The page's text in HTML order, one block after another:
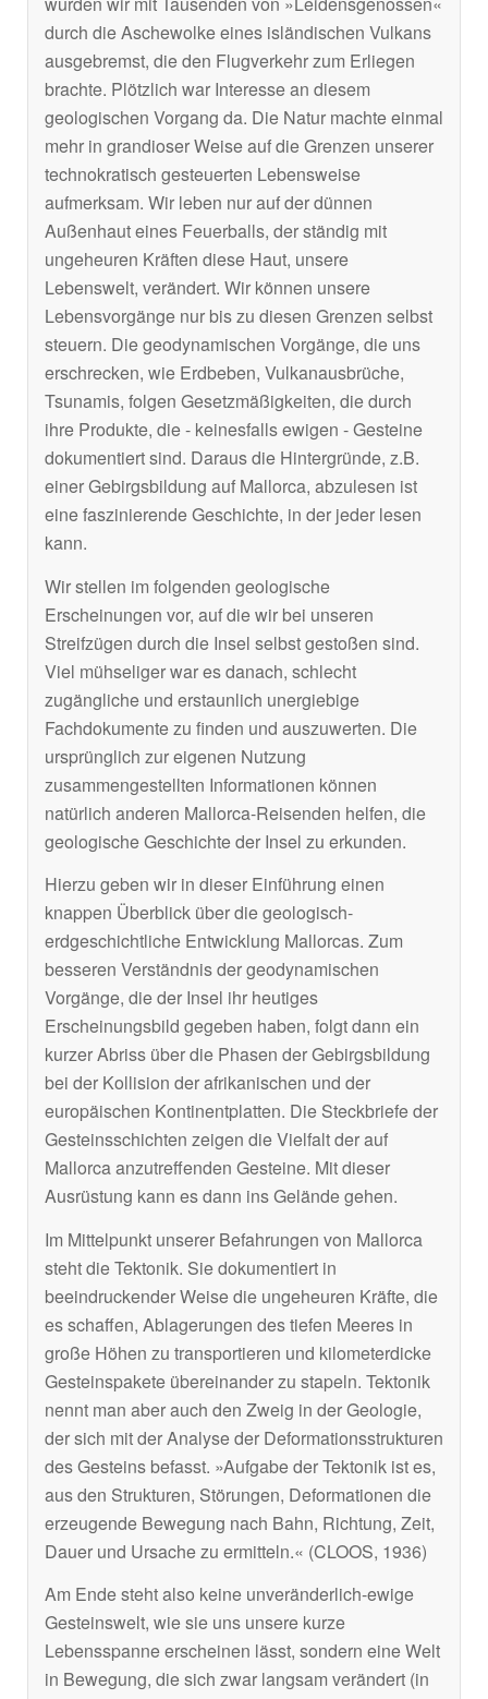
durch die Aschewolke eines isländischen Vulkans
ausgebremst, die den Flugverkehr zum Erliegen
brachte. Plötzlich war Interesse an diesem
geologischen Vorgang da. Die Natur machte einmal
mehr in grandioser Weise auf die Grenzen unserer
technokratisch gesteuerten Lebensweise
aufmerksam. Wir leben nur auf der dünnen
Außenhaut eines Feuerballs, der ständig mit
ungeheuren Kräften diese Haut, unsere
Lebenswelt, verändert. Wir können unsere
Lebensvorgänge nur bis zu diesen Grenzen selbst
steuern. Die geodynamischen Vorgänge, die uns
erschrecken, wie Erdbeben, Vulkanausbrüche,
Tsunamis, folgen Gesetzmäßigkeiten, die durch
ihre Produkte, die - keinesfalls ewigen - Gesteine
dokumentiert sind. Daraus die Hintergründe, z.B.
einer Gebirgsbildung auf Mallorca, abzulesen ist
eine faszinierende Geschichte, in der jeder lesen
kann.
Wir stellen im folgenden geologische
Erscheinungen vor, auf die wir bei unseren
Streifzügen durch die Insel selbst gestoßen sind.
Viel mühseliger war es danach, schlecht
zugängliche und erstaunlich unergiebige
Fachdokumente zu finden und auszuwerten. Die
ursprünglich zur eigenen Nutzung
zusammengestellten Informationen können
natürlich anderen Mallorca-Reisenden helfen, die
geologische Geschichte der Insel zu erkunden.
Hierzu geben wir in dieser Einführung einen
knappen Überblick über die geologisch-
erdgeschichtliche Entwicklung Mallorcas. Zum
besseren Verständnis der geodynamischen
Vorgänge, die der Insel ihr heutiges
Erscheinungsbild gegeben haben, folgt dann ein
kurzer Abriss über die Phasen der Gebirgsbildung
bei der Kollision der afrikanischen und der
europäischen Kontinentplatten. Die Steckbriefe der
Gesteinsschichten zeigen die Vielfalt der auf
Mallorca anzutreffenden Gesteine. Mit dieser
Ausrüstung kann es dann ins Gelände gehen.
Im Mittelpunkt unserer Befahrungen von Mallorca
steht die Tektonik. Sie dokumentiert in
beeindruckender Weise die ungeheuren Kräfte, die
es schaffen, Ablagerungen des tiefen Meeres in
große Höhen zu transportieren und kilometerdicke
Gesteinspakete übereinander zu stapeln. Tektonik
nennt man aber auch den Zweig in der Geologie,
der sich mit der Analyse der Deformationsstrukturen
des Gesteins befasst. »Aufgabe der Tektonik ist es,
aus den Strukturen, Störungen, Deformationen die
erzeugende Bewegung nach Bahn, Richtung, Zeit,
Dauer und Ursache zu ermitteln.« (CLOOS, 1936)
Am Ende steht also keine unveränderlich-ewige
Gesteinswelt, wie sie uns unsere kurze
Lebensspanne erscheinen lässt, sondern eine Welt
in Bewegung, die sich zwar langsam verändert (in